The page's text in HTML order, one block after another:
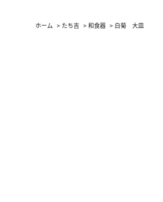
ホーム > たち吉 >和食器 > 白菊 大皿